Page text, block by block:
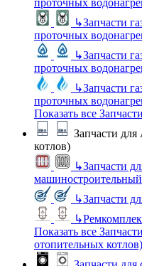
↳Запчасти
проточных
↳Запчасти
проточных
↳Запчасти
проточных
Показать все
Запчасти
котлов)
↳Запчасти
машиностроительный
↳Запчасти
↳
Показать все
отопительных котлов)